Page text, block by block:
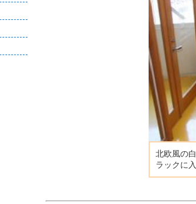
北欧風の
ラックに